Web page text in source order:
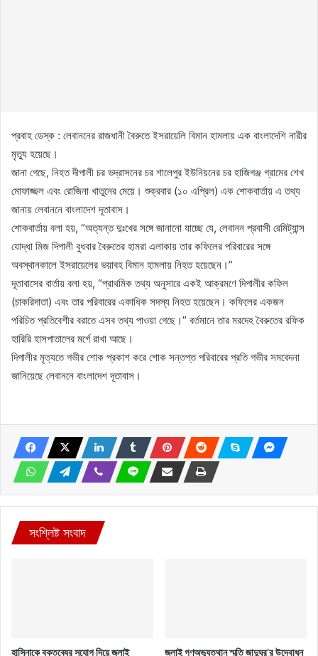
প্রবাহ ডেস্ক : লেবাননের রাজধানী বৈরুতে ইসরায়েলি বিমান হামলায় এক বাংলাদেশি নারীর
মৃত্যু হয়েছে।
জানা গেছে, নিহত দীপালী চর ভদ্রাসনের চর শালেপুর ইউনিয়নের চর হাজিগঞ্জ গ্রামের শেখ
মোফাজ্জল এবং রোজিনা খাতুনের মেয়ে। শুক্রবার (১০ এপ্রিল) এক শোকবার্তায় এ তথ্য
জানায় লেবাননে বাংলাদেশ দূতাবাস।
শোকবার্তায় বলা হয়, “অত্যন্ত দুঃখের সঙ্গে জানানো যাচ্ছে যে, লেবানন প্রবাসী রেমিট্যান্স
যোদ্ধা মিজ দিপালী বুধবার বৈরুতের হামরা এলাকায় তার কফিলের পরিবারের সঙ্গে
অবস্থানকালে ইসরায়েলের ভয়াবহ বিমান হামলায় নিহত হয়েছেন।”
দূতাবাসের বার্তায় বলা হয়, “প্রাথমিক তথ্য অনুসারে একই আক্রমণে দিপালীর কফিল
(চাকরিদাতা) এবং তার পরিবারের একাধিক সদস্য নিহত হয়েছেন। কফিলের একজন
পরিচিত প্রতিবেশীর বরাতে এসব তথ্য পাওয়া গেছে।” বর্তমানে তার মরদেহ বৈরুতের রফিক
হারিরি হাসপাতালের মর্গে রাখা আছে।
দিপালীর মৃত্যতে গভীর শোক প্রকাশ করে শোক সন্তপ্ত পরিবারের প্রতি গভীর সমবেদনা
জানিয়েছে লেবাননে বাংলাদেশ দূতাবাস।
সংশ্লিষ্ট সংবাদ
হাসিনাকে বক্তব্যের সুযোগ দিয়ে জুলাই
জুলাই গণঅভ্যুত্থান স্মৃতি জাদুঘর’র উদ্বোধন